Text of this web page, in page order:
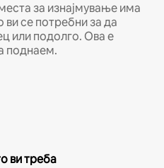
за изнајмување има
ви се потребни за да
или подолго. Ова е
поднаем.
ви треба